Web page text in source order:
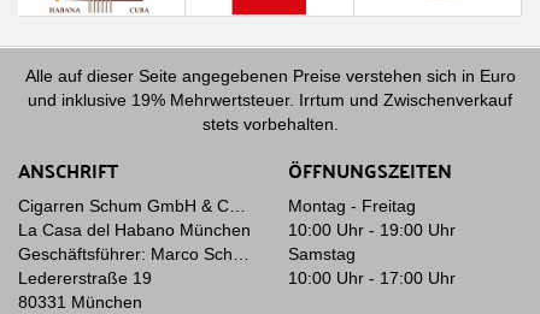
Alle auf dieser Seite angegebenen Preise verstehen sich in Euro
und inklusive 19% Mehrwertsteuer. Irrtum und Zwischenverkauf
stets vorbehalten.
ANSCHRIFT
Cigarren Schum GmbH & Co. KG
La Casa del Habano München
Geschäftsführer: Marco Schum
Ledererstraße 19
80331 München
ÖFFNUNGSZEITEN
Montag - Freitag
10:00 Uhr - 19:00 Uhr
Samstag
10:00 Uhr - 17:00 Uhr